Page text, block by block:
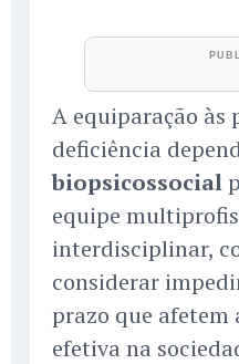
A equiparação às
deficiência
biopsicossocial
equipe
interdisciplinar,
considerar
prazo que afetem
efetiva na